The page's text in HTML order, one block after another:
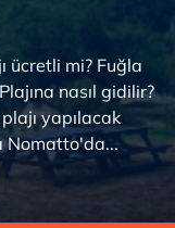
ücretli mi? Fuğla
nasıl gidilir?
yapılacak
Nomatto'da...